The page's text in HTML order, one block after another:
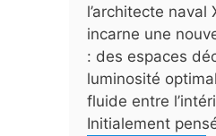
l’architecte naval
incarne une
: des espaces
luminosité
fluide entre
Initialement